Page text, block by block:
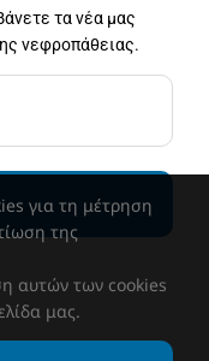
τα νέα μας
νεφροπάθειας.
για τη μέτρηση
της
αυτών των cookies
μας.